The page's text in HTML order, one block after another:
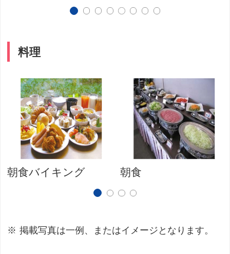
料理
朝食バイキング 朝食
掲載写真は一例、またはイメージとなります。